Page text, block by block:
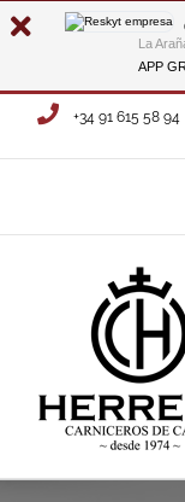
La
APP
Saltar
+34 91 615 58 94